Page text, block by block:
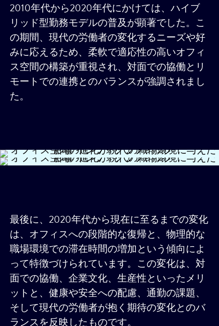
2010年代から2020年代にかけては、ハイブ
リッド型勤務モデルの普及が顕著でした。こ
の期間、現代の労働者の変化するニーズや好
みに応えるため、柔軟で適応性の高いオフィ
ス空間の構築が重視され、対面での協働とリ
モートでの連携とのバランスが強調されまし
た。
最後に、2020年代から現在に至るまでの変化
は、オフィスへの段階的な復帰と、物理的な
職場環境での滞在時間の増加という傾向によ
って特徴づけられています。この変化は、対
面での協働、企業文化、生産性といったメリ
ットと、健康や安全への配慮、通勤の課題、
そして現代の労働者が抱く期待の変化とのバ
ランスを反映したものです。